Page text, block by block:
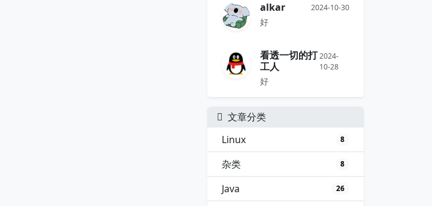
alkar 2024-10-30
好
看透一切的打
工人
2024-
10-28
好
文章分类
Linux
8
杂类 8
Java 26